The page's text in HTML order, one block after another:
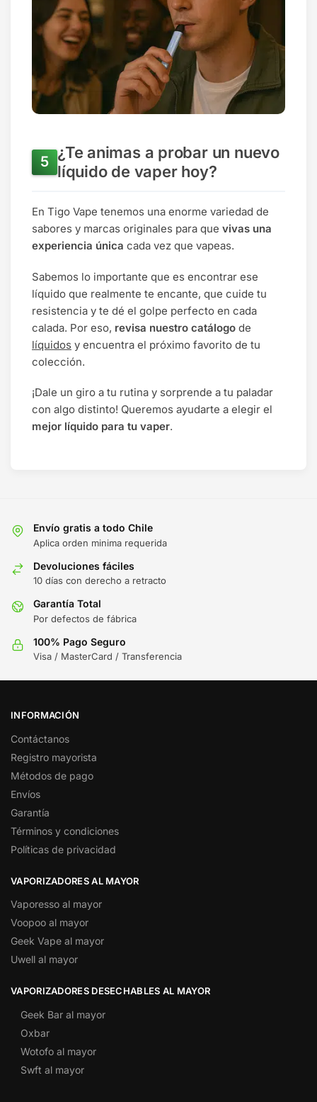
¿Te animas a probar un nuevo
líquido de vaper hoy?
En Tigo Vape tenemos una enorme variedad de
sabores y marcas originales para que vivas una
experiencia única cada vez que vapeas.
Sabemos lo importante que es encontrar ese
líquido que realmente te encante, que cuide tu
resistencia y te dé el golpe perfecto en cada
calada. Por eso, revisa nuestro catálogo de
líquidos y encuentra el próximo favorito de tu
colección.
¡Dale un giro a tu rutina y sorprende a tu paladar
con algo distinto! Queremos ayudarte a elegir el
mejor líquido para tu vaper.
Envío gratis a todo Chile
Aplica orden minima requerida
Devoluciones fáciles
10 días con derecho a retracto
Garantía Total
Por defectos de fábrica
100% Pago Seguro
Visa / MasterCard / Transferencia
INFORMACIÓN
Contáctanos
Registro mayorista
Métodos de pago
Envíos
Garantía
Términos y condiciones
Políticas de privacidad
VAPORIZADORES AL MAYOR
Vaporesso al mayor
Voopoo al mayor
Geek Vape al mayor
Uwell al mayor
VAPORIZADORES DESECHABLES AL MAYOR
Geek Bar al mayor
Oxbar
Wotofo al mayor
Swft al mayor